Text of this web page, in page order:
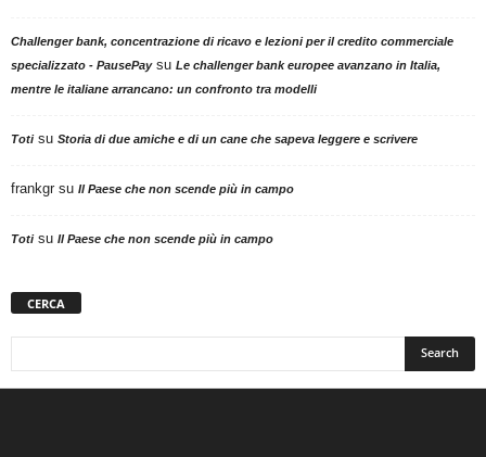
Challenger bank, concentrazione di ricavo e lezioni per il credito commerciale
specializzato - PausePaysu Le challenger bank europee avanzano in Italia,
mentre le italiane arrancano: un confronto tra modelli
Totisu Storia di due amiche e di un cane che sapeva leggere e scrivere
frankgr su Il Paese che non scende più in campo
Totisu Il Paese che non scende più in campo
CERCA